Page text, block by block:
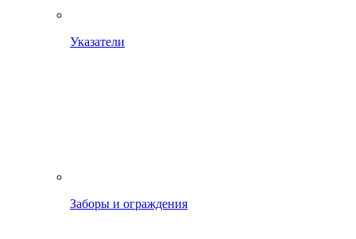
Указатели
Заборы и ограждения